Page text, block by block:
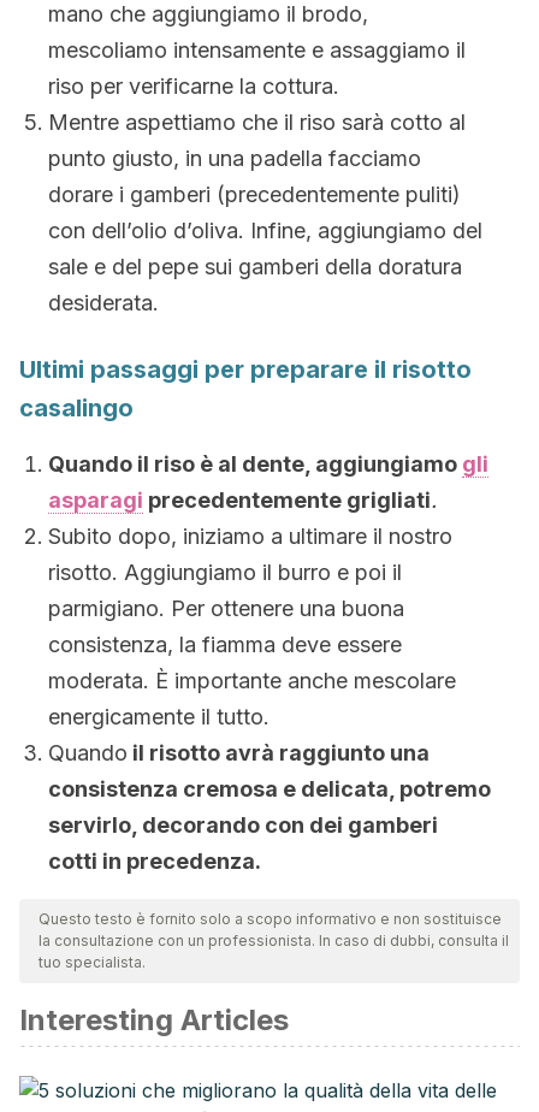
mano che aggiungiamo il brodo,
mescoliamo intensamente e assaggiamo il
riso per verificarne la cottura.
Mentre aspettiamo che il riso sarà cotto al
punto giusto, in una padella facciamo
dorare i gamberi (precedentemente puliti)
con dell’olio d’oliva. Infine, aggiungiamo del
sale e del pepe sui gamberi della doratura
desiderata.
Ultimi passaggi per preparare il risotto
casalingo
Quando il riso è al dente, aggiungiamo gli
asparagi precedentemente grigliati.
Subito dopo, iniziamo a ultimare il nostro
risotto. Aggiungiamo il burro e poi il
parmigiano. Per ottenere una buona
consistenza, la fiamma deve essere
moderata. È importante anche mescolare
energicamente il tutto.
Quando il risotto avrà raggiunto una
consistenza cremosa e delicata, potremo
servirlo, decorando con dei gamberi
cotti in precedenza.
Questo testo è fornito solo a scopo informativo e non sostituisce
la consultazione con un professionista. In caso di dubbi, consulta il
tuo specialista.
Interesting Articles